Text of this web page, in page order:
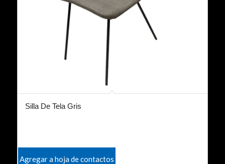
Silla De Tela Gris
Agregar a hoja de contactos